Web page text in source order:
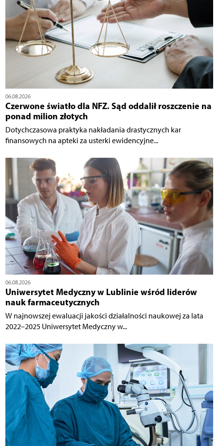
06.08.2026
Czerwone światło dla NFZ. Sąd oddalił roszczenie na
ponad milion złotych
Dotychczasowa praktyka nakładania drastycznych kar
finansowych na apteki za usterki ewidencyjne...
06.08.2026
Uniwersytet Medyczny w Lublinie wśród liderów
nauk farmaceutycznych
W najnowszej ewaluacji jakości działalności naukowej za lata
2022–2025 Uniwersytet Medyczny w...